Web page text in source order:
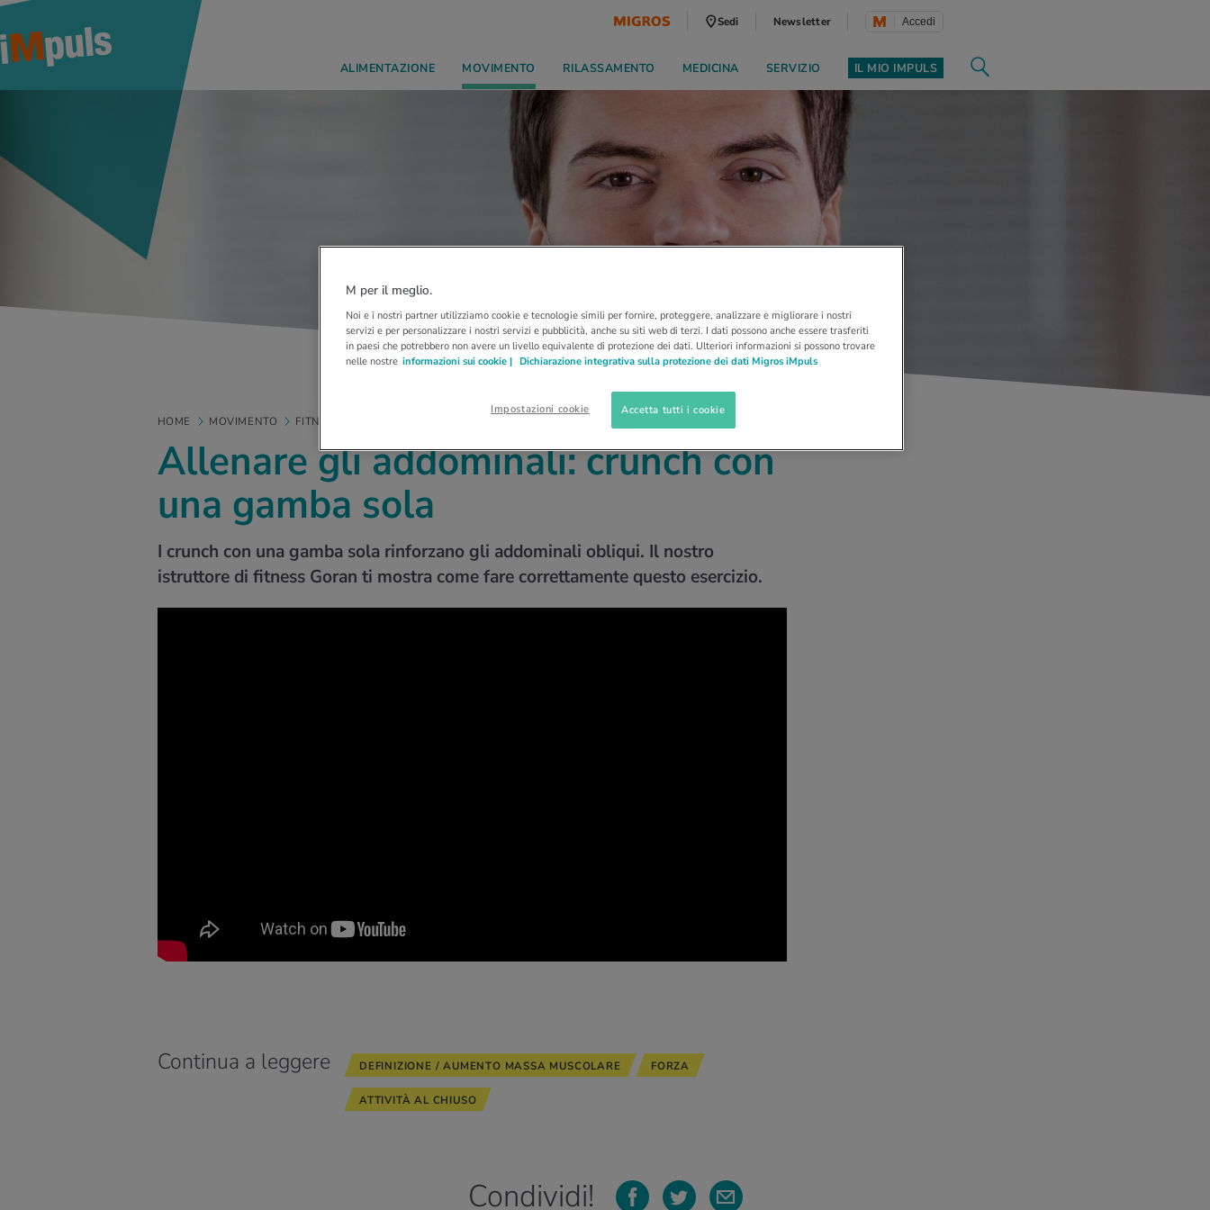
Sedi Newsletter Accedi
ALIMENTAZIONE MOVIMENTO RILASSAMENTO MEDICINA SERVIZIO IL MIO IMPULS
HOME MOVIMENTO FITNESS
Allenare gli addominali: crunch con
una gamba sola
I crunch con una gamba sola rinforzano gli addominali obliqui. Il nostro
istruttore di fitness Goran ti mostra come fare correttamente questo esercizio.
Continua a leggere DEFINIZIONE / AUMENTO MASSA MUSCOLARE FORZA
ATTIVITÀ AL CHIUSO
Condividi!
M per il meglio.
Noi e i nostri partner utilizziamo cookie e tecnologie simili per fornire, proteggere, analizzare e migliorare i nostri
servizi e per personalizzare i nostri servizi e pubblicità, anche su siti web di terzi. I dati possono anche essere trasferiti
in paesi che potrebbero non avere un livello equivalente di protezione dei dati. Ulteriori informazioni si possono trovare
nelle nostre informazioni sui cookie | Dichiarazione integrativa sulla protezione dei dati Migros iMpuls
Impostazioni cookie Accetta tutti i cookie